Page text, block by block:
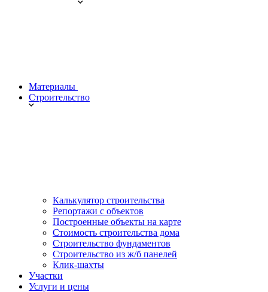
Материалы
Строительство
Калькулятор строительства
Репортажи с объектов
Построенные объекты на карте
Стоимость строительства дома
Строительство фундаментов
Строительство из ж/б панелей
Клик-шахты
Участки
Услуги и цены